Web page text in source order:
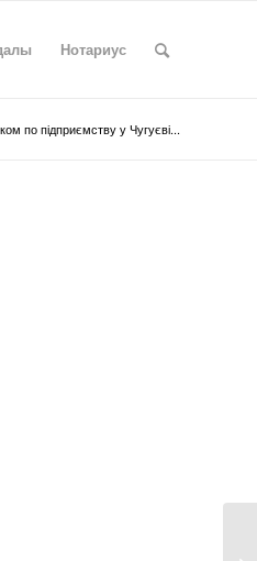
Нотариус
по підприємству у Чугуєві...